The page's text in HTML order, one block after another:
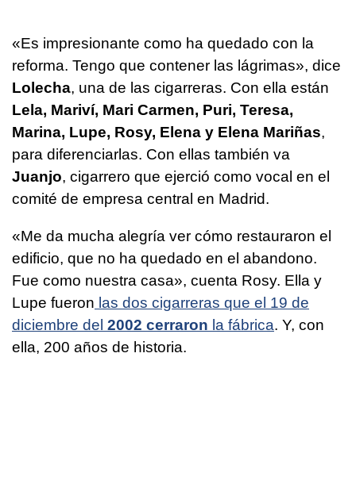
«Es impresionante como ha quedado con la
reforma. Tengo que contener las lágrimas», dice
Lolecha, una de las cigarreras. Con ella están
Lela, Mariví, Mari Carmen, Puri, Teresa,
Marina, Lupe, Rosy, Elena y Elena Mariñas,
para diferenciarlas. Con ellas también va
Juanjo, cigarrero que ejerció como vocal en el
comité de empresa central en Madrid.
«Me da mucha alegría ver cómo restauraron el
edificio, que no ha quedado en el abandono.
Fue como nuestra casa», cuenta Rosy. Ella y
Lupe fueron las dos cigarreras que el 19 de
diciembre del 2002 cerraron la fábrica. Y, con
ella, 200 años de historia.